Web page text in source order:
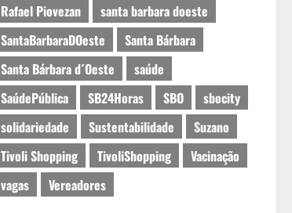
Rafael Piovezan
santa barbara doeste
SantaBarbaraDOeste
Santa Bárbara
Santa Bárbara d´Oeste
saúde
SaúdePública
SB24Horas SBO
sbocity
solidariedade
Sustentabilidade
Suzano
Tivoli Shopping
TivoliShopping
Vacinação
vagas
Vereadores